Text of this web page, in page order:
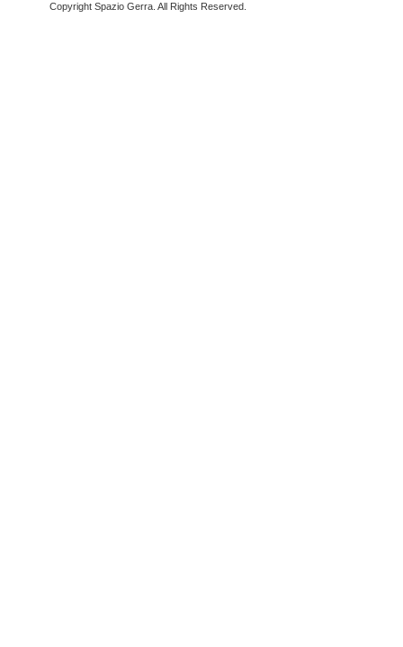
Copyright Spazio Gerra. All Rights Reserved.